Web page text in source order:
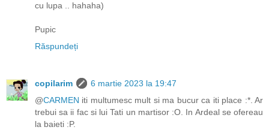
cu lupa .. hahaha)
Pupic
Răspundeți
copilarim
6 martie 2023 la 19:47
@CARMEN iti multumesc mult si ma bucur ca iti place :*. Ar
trebui sa ii fac si lui Tati un martisor :O. In Ardeal se ofereau
la baieti :P.